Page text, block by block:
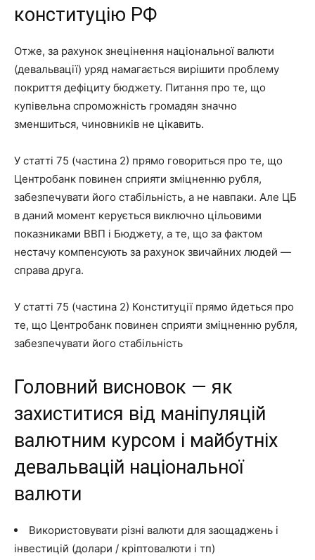
конституцію РФ
Отже, за рахунок знецінення національної валюти
(девальвації) уряд намагається вирішити проблему
покриття дефіциту бюджету. Питання про те, що
купівельна спроможність громадян значно
зменшиться, чиновників не цікавить.
У статті 75 (частина 2) прямо говориться про те, що
Центробанк повинен сприяти зміцненню рубля,
забезпечувати його стабільність, а не навпаки. Але ЦБ
в даний момент керується виключно цільовими
показниками ВВП і Бюджету, а те, що за фактом
нестачу компенсують за рахунок звичайних людей —
справа друга.
У статті 75 (частина 2) Конституції прямо йдеться про
те, що Центробанк повинен сприяти зміцненню рубля,
забезпечувати його стабільність
Головний висновок — як
захиститися від маніпуляцій
валютним курсом і майбутніх
девальвацій національної
валюти
Використовувати різні валюти для заощаджень і
інвестицій (долари / кріптовалюти і тп)